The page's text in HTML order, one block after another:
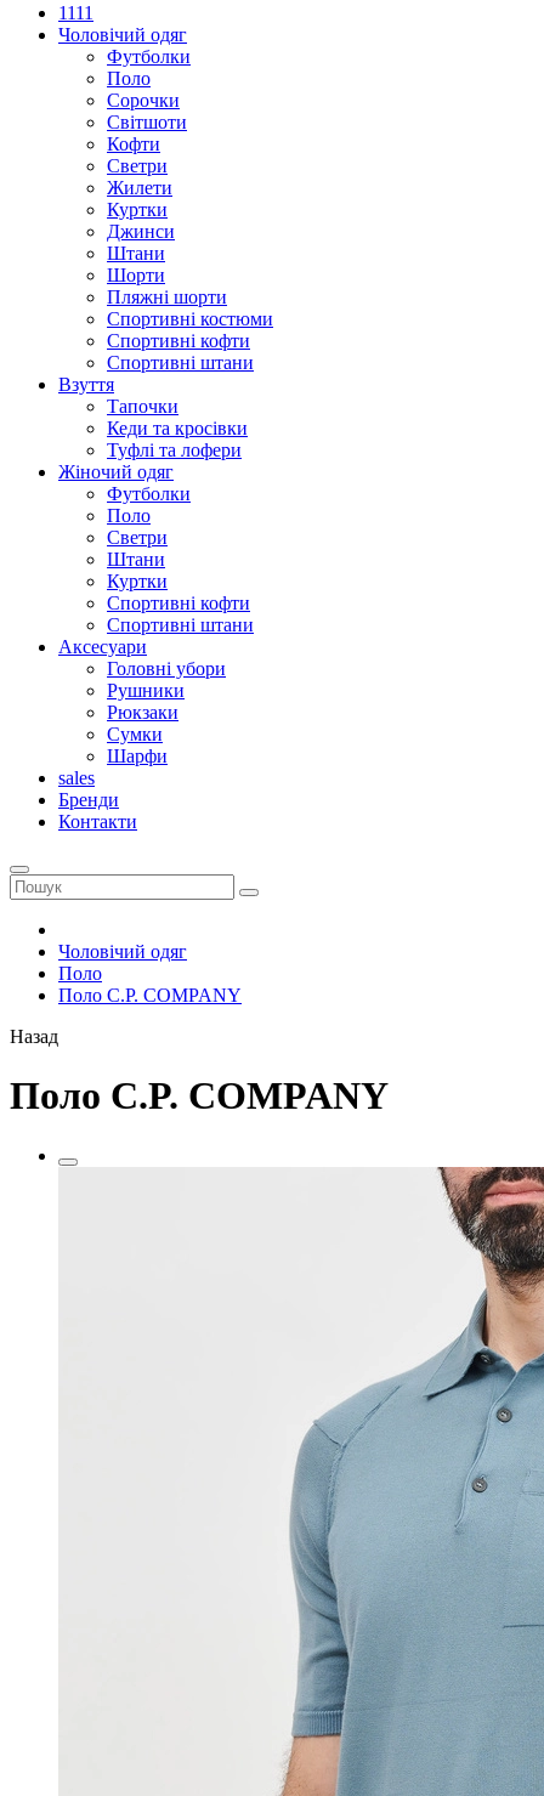
1111
Чоловічий одяг
Футболки
Поло
Сорочки
Світшоти
Кофти
Светри
Жилети
Куртки
Джинси
Штани
Шорти
Пляжні шорти
Спортивні костюми
Спортивні кофти
Спортивні штани
Взуття
Тапочки
Кеди та кросівки
Туфлі та лофери
Жіночий одяг
Футболки
Поло
Светри
Штани
Куртки
Cпортивні кофти
Спортивні штани
Аксесуари
Головні убори
Рушники
Рюкзаки
Сумки
Шарфи
sales
Бренди
Контакти
Чоловічий одяг
Поло
Поло C.P. COMPANY
Назад
Поло C.P. COMPANY